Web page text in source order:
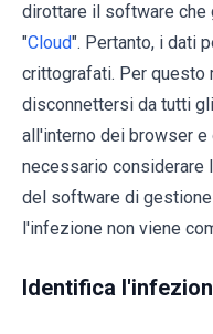
dirottare il software che
"Cloud". Pertanto, i dati
crittografati. Per questo
disconnettersi da tutti
all'interno dei browser
necessario considerare
del software di
l'infezione non viene
Identifica